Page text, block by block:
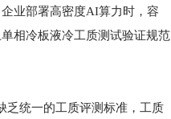
业部署高密度AI算力时，容
相冷板液冷工质测试验证规范
乏统一的工质评测标准，工质